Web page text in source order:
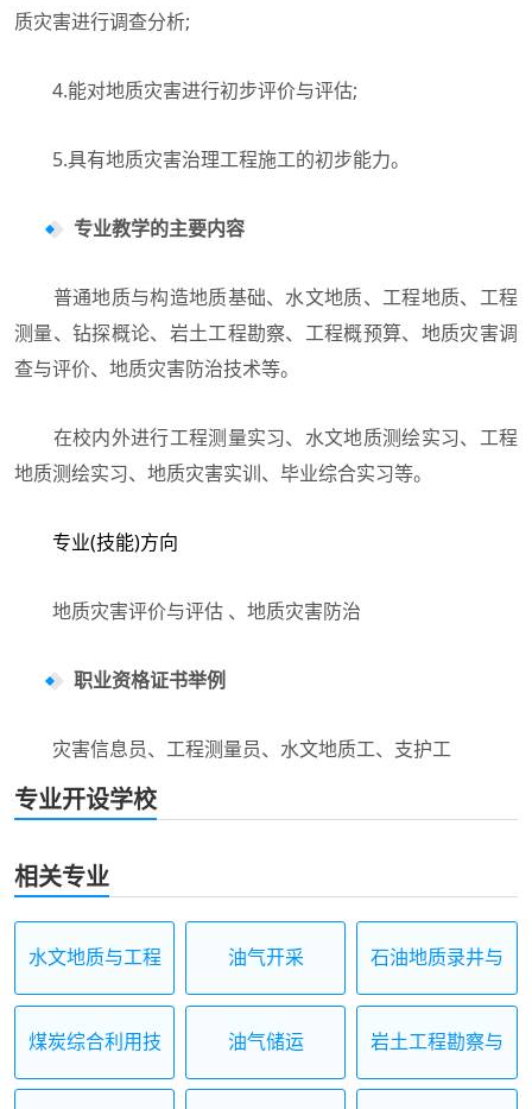
质灾害进行调查分析;
4.能对地质灾害进行初步评价与评估;
5.具有地质灾害治理工程施工的初步能力。
专业教学的主要内容
普通地质与构造地质基础、水文地质、工程地质、工程
测量、钻探概论、岩土工程勘察、工程概预算、地质灾害调
查与评价、地质灾害防治技术等。
在校内外进行工程测量实习、水文地质测绘实习、工程
地质测绘实习、地质灾害实训、毕业综合实习等。
专业(技能)方向
地质灾害评价与评估 、地质灾害防治
职业资格证书举例
灾害信息员、工程测量员、水文地质工、支护工
专业开设学校
相关专业
水文地质与工程
油气开采
石油地质录井与
煤炭综合利用技
油气储运
岩土工程勘察与